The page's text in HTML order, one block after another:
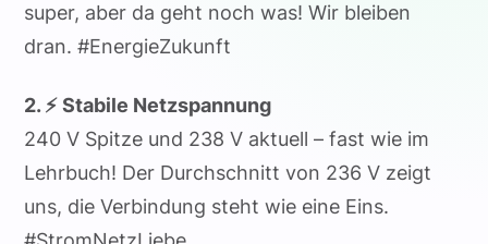
super, aber da geht noch was! Wir bleiben
dran. #EnergieZukunft
2. ⚡ Stabile Netzspannung
240 V Spitze und 238 V aktuell – fast wie im
Lehrbuch! Der Durchschnitt von 236 V zeigt
uns, die Verbindung steht wie eine Eins.